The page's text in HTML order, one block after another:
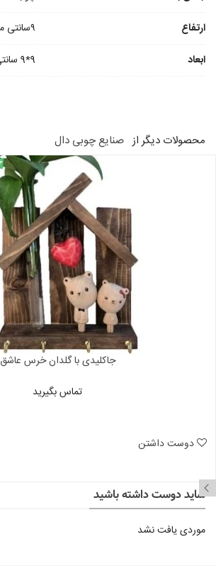
ارتفاع
۹سانتی متر
ابعاد
9*9 سانتی‌متر
محصولات دیگر از صنایع چوبی دال
جاکلیدی با گلدان خرس عاشق
تماس بگیرید
دوست داشتن
شاید دوست داشته باشید
موردی یافت نشد